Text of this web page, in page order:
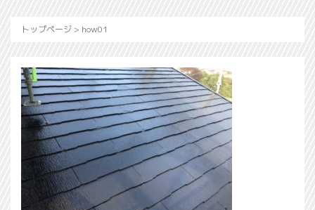
トップページ > how01